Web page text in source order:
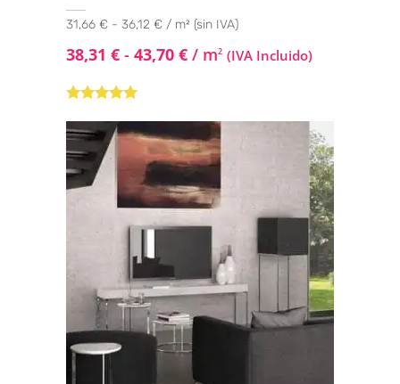
31,66 € - 36,12 € / m² (sin IVA)
38,31 € - 43,70 € / m2 (IVA Incluido)
de 5